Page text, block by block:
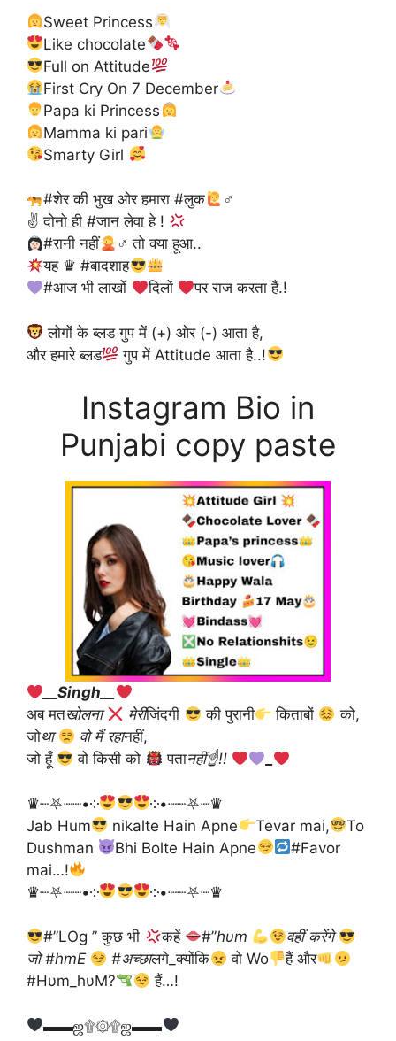
Sweet Princess
Like chocolate
Full on Attitude
First Cry On 7 December
Papa ki Princess
‍Mamma ki pari
Smarty Girl
#शेर की भुख ओर हमारा #लुक
‍♂
✌ दोनो ही #जान लेवा हे !
#रानी नहीं
‍♂ तो क्या हूआ..
यह ♛ #बादशाह
#आज भी लाखों
दिलों पर राज करता हैं.!
लोगों के ब्लड गुप में (+) ओर (-) आता है,
और हमारे ब्लड
गुप में Attitude आता है..!
Instagram Bio in
Punjabi copy paste
__Singh__
अब मतखोलना मेरीजिंदगी की पुरानी किताबों
को,
जोथा वो मैं रहानहीं,
जो हूँ
वो किसी को पतानहीं☝!!
♛┈⛧┈┈•༶
༶•┈┈⛧┈♛
Jab Hum
nikalte Hain Apne Tevar mai,
To
Dushman
Bhi Bolte Hain Apne
#Favor
mai…!
♛┈⛧┈┈•༶
༶•┈┈⛧┈♛
#”LOg ” कुछ भी कहें #”hυm
वहीं करेंगे
जो #hmE
#अच्छालगे_क्योंकि वो Wo
हैं और
#Hυm_hυM?
हैं…!
▬▬ஜ۩۞۩ஜ▬▬